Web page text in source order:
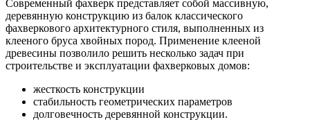
Современный фахверк представляет собой массивную,
деревянную конструкцию из балок классического
фахверкового архитектурного стиля, выполненных из
клееного бруса хвойных пород. Применение клееной
древесины позволило решить несколько задач при
строительстве и эксплуатации фахверковых домов:
жесткость конструкции
стабильность геометрических параметров
долговечность деревянной конструкции.